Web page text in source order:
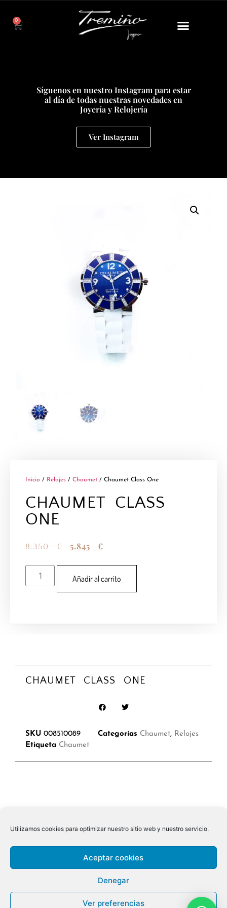
Utilizamos cookies para optimizar nuestro sitio web y nuestro servicio.
Aceptar cookies
Denegar
Ver preferencias
0
Síguenos en nuestro Instagram para estar
al día de todas nuestras novedades en
Joyería y Relojería
Ver Instagram
Inicio / Relojes / Chaumet / Chaumet Class One
CHAUMET CLASS
ONE
8.350€ 5.845 €
Añadir al carrito
CHAUMET CLASS ONE
SKU 008510089 Categorías Chaumet, Relojes
Etiqueta Chaumet
© 2026 ALL RIGHTS RESERVED